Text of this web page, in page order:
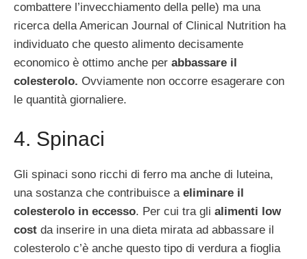
combattere l’invecchiamento della pelle) ma una
ricerca della American Journal of Clinical Nutrition ha
individuato che questo alimento decisamente
economico è ottimo anche per abbassare il
colesterolo. Ovviamente non occorre esagerare con
le quantità giornaliere.
4. Spinaci
Gli spinaci sono ricchi di ferro ma anche di luteina,
una sostanza che contribuisce a eliminare il
colesterolo in eccesso. Per cui tra gli alimenti low
cost da inserire in una dieta mirata ad abbassare il
colesterolo c’è anche questo tipo di verdura a fioglia